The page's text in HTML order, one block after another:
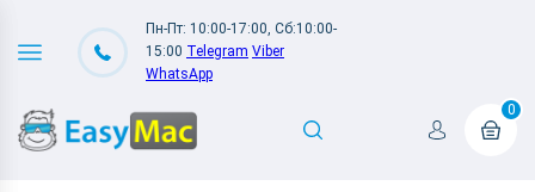
Пн-Пт: 10:00-17:00, Сб:10:00-
15:00 Telegram Viber
WhatsApp
0